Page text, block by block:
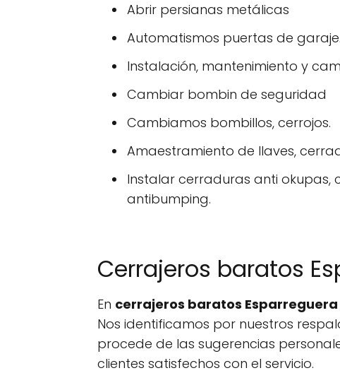
Abrir persianas metálicas
Automatismos puertas de garaje.
Instalación, mantenimiento y
Cambiar bombin de seguridad
Cambiamos bombillos, cerrojos.
Amaestramiento de llaves,
Instalar cerraduras anti okupas,
antibumping.
Cerrajeros baratos
En cerrajeros baratos Esparreguera
Nos identificamos por nuestros
procede de las sugerencias
clientes satisfechos con el servicio.